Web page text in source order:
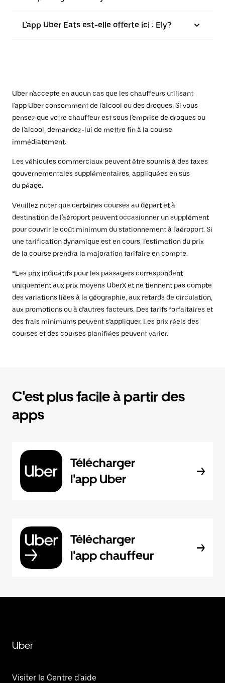
L'app Uber Eats est-elle offerte ici : Ely?
Uber n'accepte en aucun cas que les chauffeurs utilisant
l'app Uber consomment de l'alcool ou des drogues. Si vous
pensez que votre chauffeur est sous l'emprise de drogues ou
de l'alcool, demandez-lui de mettre fin à la course
immédiatement.
Les véhicules commerciaux peuvent être soumis à des taxes
gouvernementales supplémentaires, appliquées en sus
du péage.
Veuillez noter que certaines courses au départ et à
destination de l'aéroport peuvent occasionner un supplément
pour couvrir le coût minimum du stationnement à l'aéroport. Si
une tarification dynamique est en cours, l'estimation du prix
de la course prendra la majoration tarifaire en compte.
*Les prix indicatifs pour les passagers correspondent
uniquement aux prix moyens UberX et ne tiennent pas compte
des variations liées à la géographie, aux retards de circulation,
aux promotions ou à d’autres facteurs. Des tarifs forfaitaires et
des frais minimums peuvent s’appliquer. Les prix réels des
courses et des courses planifiées peuvent varier.
C'est plus facile à partir des
apps
Télécharger
l'app Uber
Télécharger
l'app chauffeur
Uber
Visiter le Centre d'aide